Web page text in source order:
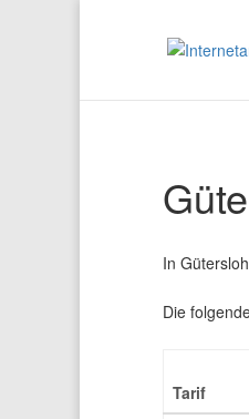
In
Die
Tarif